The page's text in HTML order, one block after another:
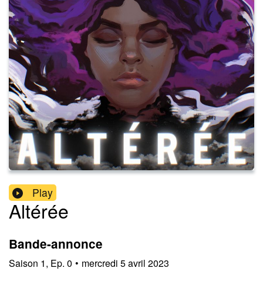
Play
Altérée
Bande-annonce
Saison 1, Ep. 0 • mercredi 5 avril 2023